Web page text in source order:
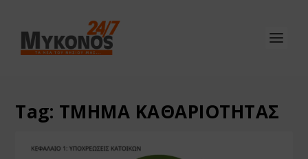
Tag: ΤΜΗΜΑ ΚΑΘΑΡΙΟΤΗΤΑΣ